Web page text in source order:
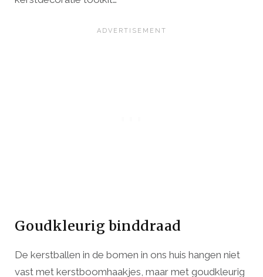
Goudkleurig binddraad
De kerstballen in de bomen in ons huis hangen niet
vast met kerstboomhaakjes, maar met goudkleurig